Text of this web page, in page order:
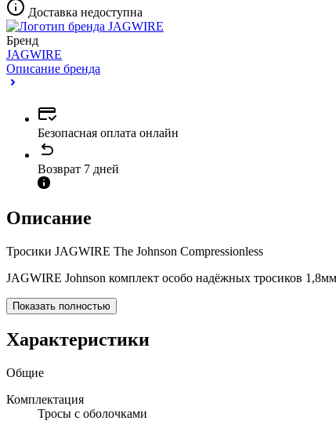
Доставка недоступна
Бренд
JAGWIRE
Описание бренда
Безопасная оплата онлайн
Возврат 7 дней
Описание
Тросики JAGWIRE The Johnson Compressionless
JAGWIRE Johnson комплект особо надёжных тросиков
Показать полностью
Характеристики
Общие
Комплектация
Тросы с оболочками